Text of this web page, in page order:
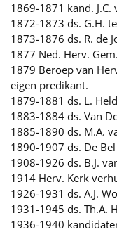
1869-1871 kand. J.C.
1872-1873 ds. G.H.
1873-1876 ds. R. de
1877 Ned. Herv.
1879 Beroep van
eigen predikant.
1879-1881 ds. L.
1883-1884 ds. Van
1885-1890 ds. M.A.
1890-1907 ds. De Bel
1908-1926 ds. B.J.
1914 Herv. Kerk
1926-1931 ds. A.J.
1931-1945 ds. Th.A.
1936-1940